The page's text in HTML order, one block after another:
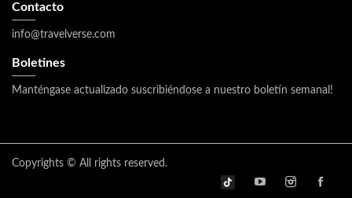
Contacto
info@travelverse.com
Boletines
Manténgase actualizado suscribiéndose a nuestro boletín semanal!
Copyrights © All rights reserved.